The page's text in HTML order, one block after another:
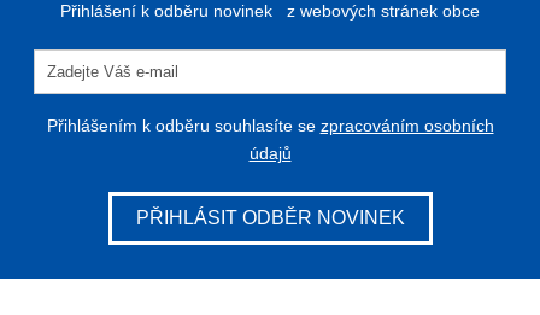
Přihlášení k odběru novinek z webových stránek obce
Přihlášením k odběru souhlasíte se zpracováním osobních
údajů
PŘIHLÁSIT ODBĚR NOVINEK